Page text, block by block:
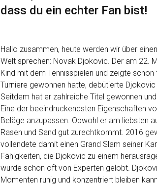
dass du ein echter Fan bist!
Hallo zusammen, heute werden wir über
Welt sprechen: Novak Djokovic. Der am 22.
Kind mit dem Tennisspielen und zeigte
Turniere gewonnen hatte, debütierte
Seitdem hat er zahlreiche Titel gewonnen
Eine der beeindruckendsten Eigenschaften
Beläge anzupassen. Obwohl er am liebsten
Rasen und Sand gut zurechtkommt. 2016
vollendete damit einen Grand Slam seiner
Fähigkeiten, die Djokovic zu einem
wurde schon oft von Experten gelobt.
Momenten ruhig und konzentriert bleiben